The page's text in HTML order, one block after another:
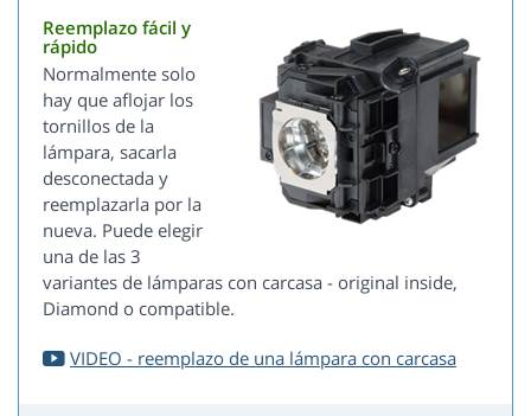
Reemplazo fácil y
rápido
Normalmente solo
hay que aflojar los
tornillos de la
lámpara, sacarla
desconectada y
reemplazarla por la
nueva. Puede elegir
una de las 3
variantes de lámparas con carcasa - original inside,
Diamond o compatible.
VIDEO - reemplazo de una lámpara con carcasa